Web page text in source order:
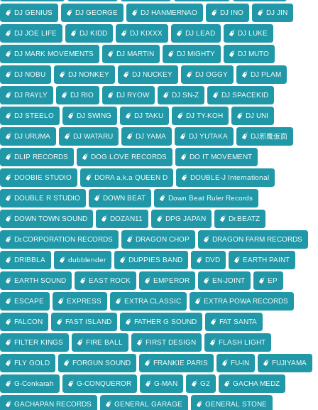
DJ GENIUS DJ GEORGE DJ HANMERNAO DJ INO DJ JIN
DJ JOE LIFE DJ KIDD DJ KIXXX DJ LEAD DJ LUKE
DJ MARK MOVEMENTS DJ MARTIN DJ MIGHTY DJ MUTO
DJ NOBU DJ NONKEY DJ NUCKEY DJ OGGY DJ PLAM
DJ RAYLY DJ RIO DJ RYOW DJ SN-Z DJ SPACEKID
DJ STEELO DJ SWING DJ TAKU DJ TY-KOH DJ UNI
DJ URUMA DJ WATARU DJ YAMA DJ YUTAKA DJ邪魔仮面
DLIP RECORDS DOG LOVE RECORDS DO IT MOVEMENT
DOOBIE STUDIO DORA a.k.a QUEEN D DOUBLE-J International
DOUBLE R STUDIO DOWN BEAT Down Beat Ruler Records
DOWN TOWN SOUND DOZAN11 DPG JAPAN Dr.BEATZ
Dr.CORPORATION RECORDS DRAGON CHOP DRAGON FARM RECORDS
DRIBBLA dubblender DUPPIES BAND DVD EARTH PAINT
EARTH SOUND EAST ROCK EMPEROR EN-JOINT EP
ESCAPE EXPRESS EXTRA CLASSIC EXTRA POWA RECORDS
FALCON FAST ISLAND FATHER G SOUND FAT SANTA
FILTER KINGS FIRE BALL FIRST DESIGN FLASH LIGHT
FLY GOLD FORGUN SOUND FRANKIE PARIS FU-IN FUJIYAMA
G-Conkarah G-CONQUEROR G-MAN G2 GACHA MEDZ
GACHAPAN RECORDS GENERAL GARAGE GENERAL STONE